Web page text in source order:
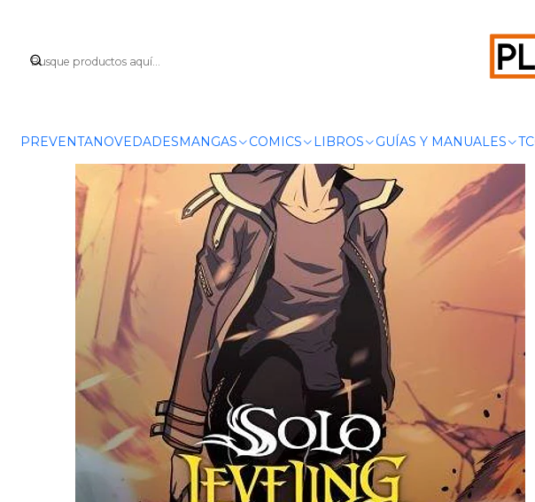
PREVENTANOVEDADESMANGAS COMICS LIBROS GUÍAS Y MANUALES